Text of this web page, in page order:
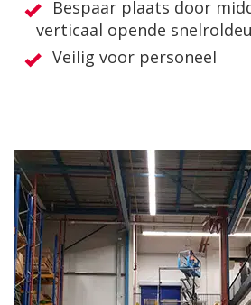
Bespaar plaats door
verticaal opende
Veilig voor personeel